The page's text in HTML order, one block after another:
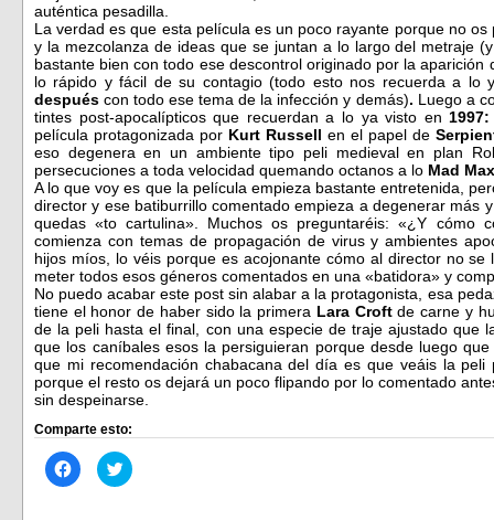
auténtica pesadilla.
La verdad es que esta película es un poco rayante porque no
y la mezcolanza de ideas que se juntan a lo largo del metraje
bastante bien con todo ese descontrol originado por la
lo rápido y fácil de su contagio (todo esto nos recuerda a
despuéscon todo ese tema de la infección y demás). Luego a
tintes post-apocalípticos que recuerdan a lo ya visto en
película protagonizada por Kurt Russell en el papel de
eso degenera en un ambiente tipo peli medieval en plan
persecuciones a toda velocidad quemando octanos a lo Mad Max
A lo que voy es que la película empieza bastante entretenida,
director y ese batiburrillo comentado empieza a degenerar más
quedas «to cartulina». Muchos os preguntaréis: «¿Y cómo
comienza con temas de propagación de virus y ambientes
hijos míos, lo véis porque es acojonante cómo al director no
meter todos esos géneros comentados en una «batidora» y
No puedo acabar este post sin alabar a la protagonista, esa
tiene el honor de haber sido la primera Lara Croftde carne y
de la peli hasta el final, con una especie de traje ajustado que
que los caníbales esos la persiguieran porque desde luego
que mi recomendación chabacana del día es que veáis la
porque el resto os dejará un poco flipando por lo comentado
sin despeinarse.
Comparte esto:
Haz
clic
Haz
clic